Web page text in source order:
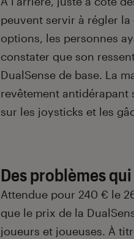
peuvent servir à régler
options, les personnes
constater que son
DualSense de base. La
revêtement antidérapant
sur les joysticks et les
Des problèmes
Attendue pour 240 € le
que le prix de la
joueurs et joueuses. À